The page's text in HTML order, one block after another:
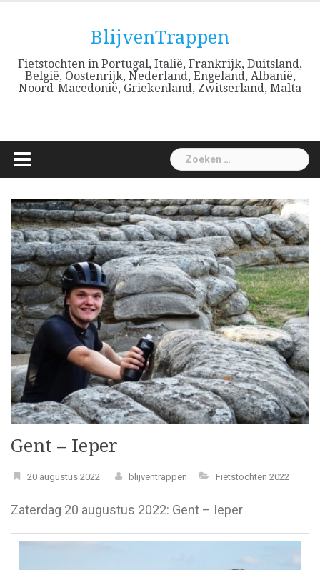
BlijvenTrappen
Fietstochten in Portugal, Italië, Frankrijk, Duitsland,
België, Oostenrijk, Nederland, Engeland, Albanië,
Noord-Macedonië, Griekenland, Zwitserland, Malta
Zoeken
naar:
Gent – Ieper
20 augustus 2022 blijventrappen Fietstochten 2022
Zaterdag 20 augustus 2022: Gent – Ieper